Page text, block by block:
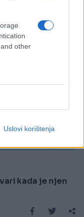
other
Uslovi korištenja
kada je njen